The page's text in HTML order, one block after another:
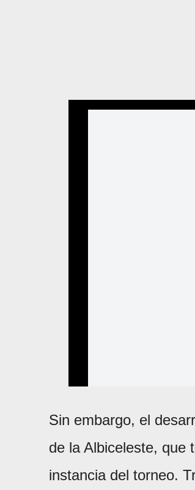
Sin embargo, el
de la Albiceleste, que
instancia del torneo.